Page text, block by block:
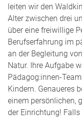
leiten wir den
Alter zwischen drei
über eine freiwillige
Berufserfahrung im
an der Begleitung
Natur. Ihre Aufgabe
Pädagog:innen-
Kindern. Genaueres
einem persönlichen,
der Einrichtung!